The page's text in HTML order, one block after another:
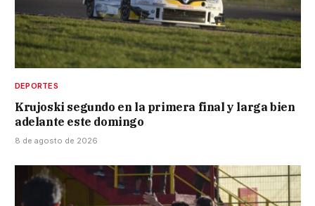
DEPORTES
Krujoski segundo en la primera final y larga bien
adelante este domingo
8 de agosto de 2026